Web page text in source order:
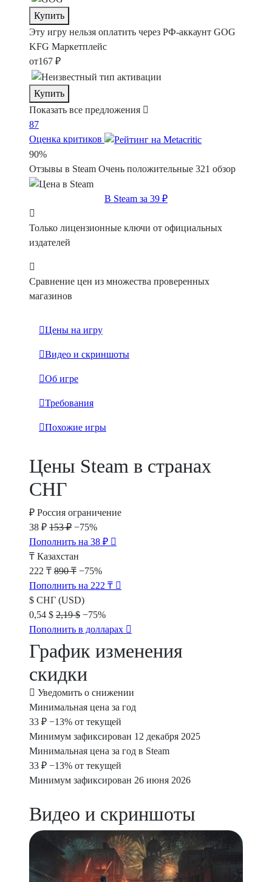
Купить
Эту игру нельзя оплатить через РФ-аккаунт GOG
KFG Маркетплейс
от167 ₽
Купить
Показать все предложения
87
Оценка критиков
90%
Отзывы в Steam Очень положительные 321 обзор
В Steam за 39 ₽
Только лицензионные ключи от официальных
издателей
Сравнение цен из множества проверенных
магазинов
Цены на игру
Видео и скриншоты
Об игре
Требования
Похожие игры
Цены Steam в странах
СНГ
₽ Россия ограничение
38 ₽ 153 ₽ −75%
Пополнить на 38 ₽
₸ Казахстан
222 ₸ 890 ₸ −75%
Пополнить на 222 ₸
$ СНГ (USD)
0,54 $ 2,19 $ −75%
Пополнить в долларах
График изменения
скидки
Уведомить о снижении
Минимальная цена за год
33 ₽ −13% от текущей
Минимум зафиксирован 12 декабря 2025
Минимальная цена за год в Steam
33 ₽ −13% от текущей
Минимум зафиксирован 26 июня 2026
Видео и скриншоты